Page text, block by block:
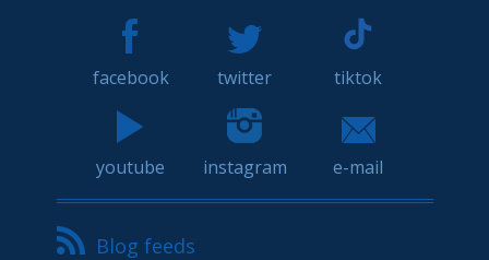
facebook twitter tiktok
youtube instagram e-mail
Blog feeds